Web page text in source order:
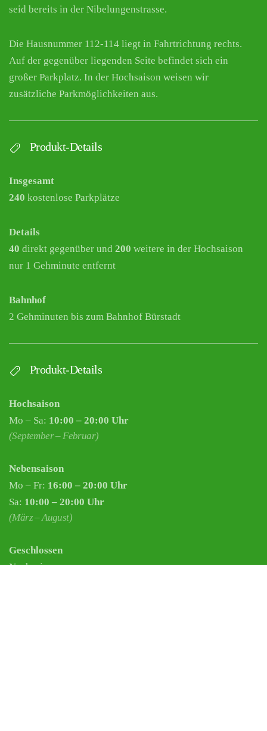
seid bereits in der Nibelungenstrasse.
Die Hausnummer 112-114 liegt in Fahrtrichtung rechts.
Auf der gegenüber liegenden Seite befindet sich ein
großer Parkplatz. In der Hochsaison weisen wir
zusätzliche Parkmöglichkeiten aus.
Produkt-Details
Insgesamt
240 kostenlose Parkplätze
Details
40 direkt gegenüber und 200 weitere in der Hochsaison
nur 1 Gehminute entfernt
Bahnhof
2 Gehminuten bis zum Bahnhof Bürstadt
Produkt-Details
Hochsaison
Mo – Sa: 10:00 – 20:00 Uhr
(September – Februar)
Nebensaison
Mo – Fr: 16:00 – 20:00 Uhr
Sa: 10:00 – 20:00 Uhr
(März – August)
Geschlossen
Nachsaisonpause: